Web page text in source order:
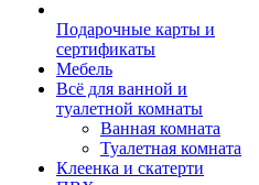
Подарочные карты и
сертификаты
Мебель
Всё для ванной и
туалетной комнаты
Ванная комната
Туалетная комната
Клеенка и скатерти